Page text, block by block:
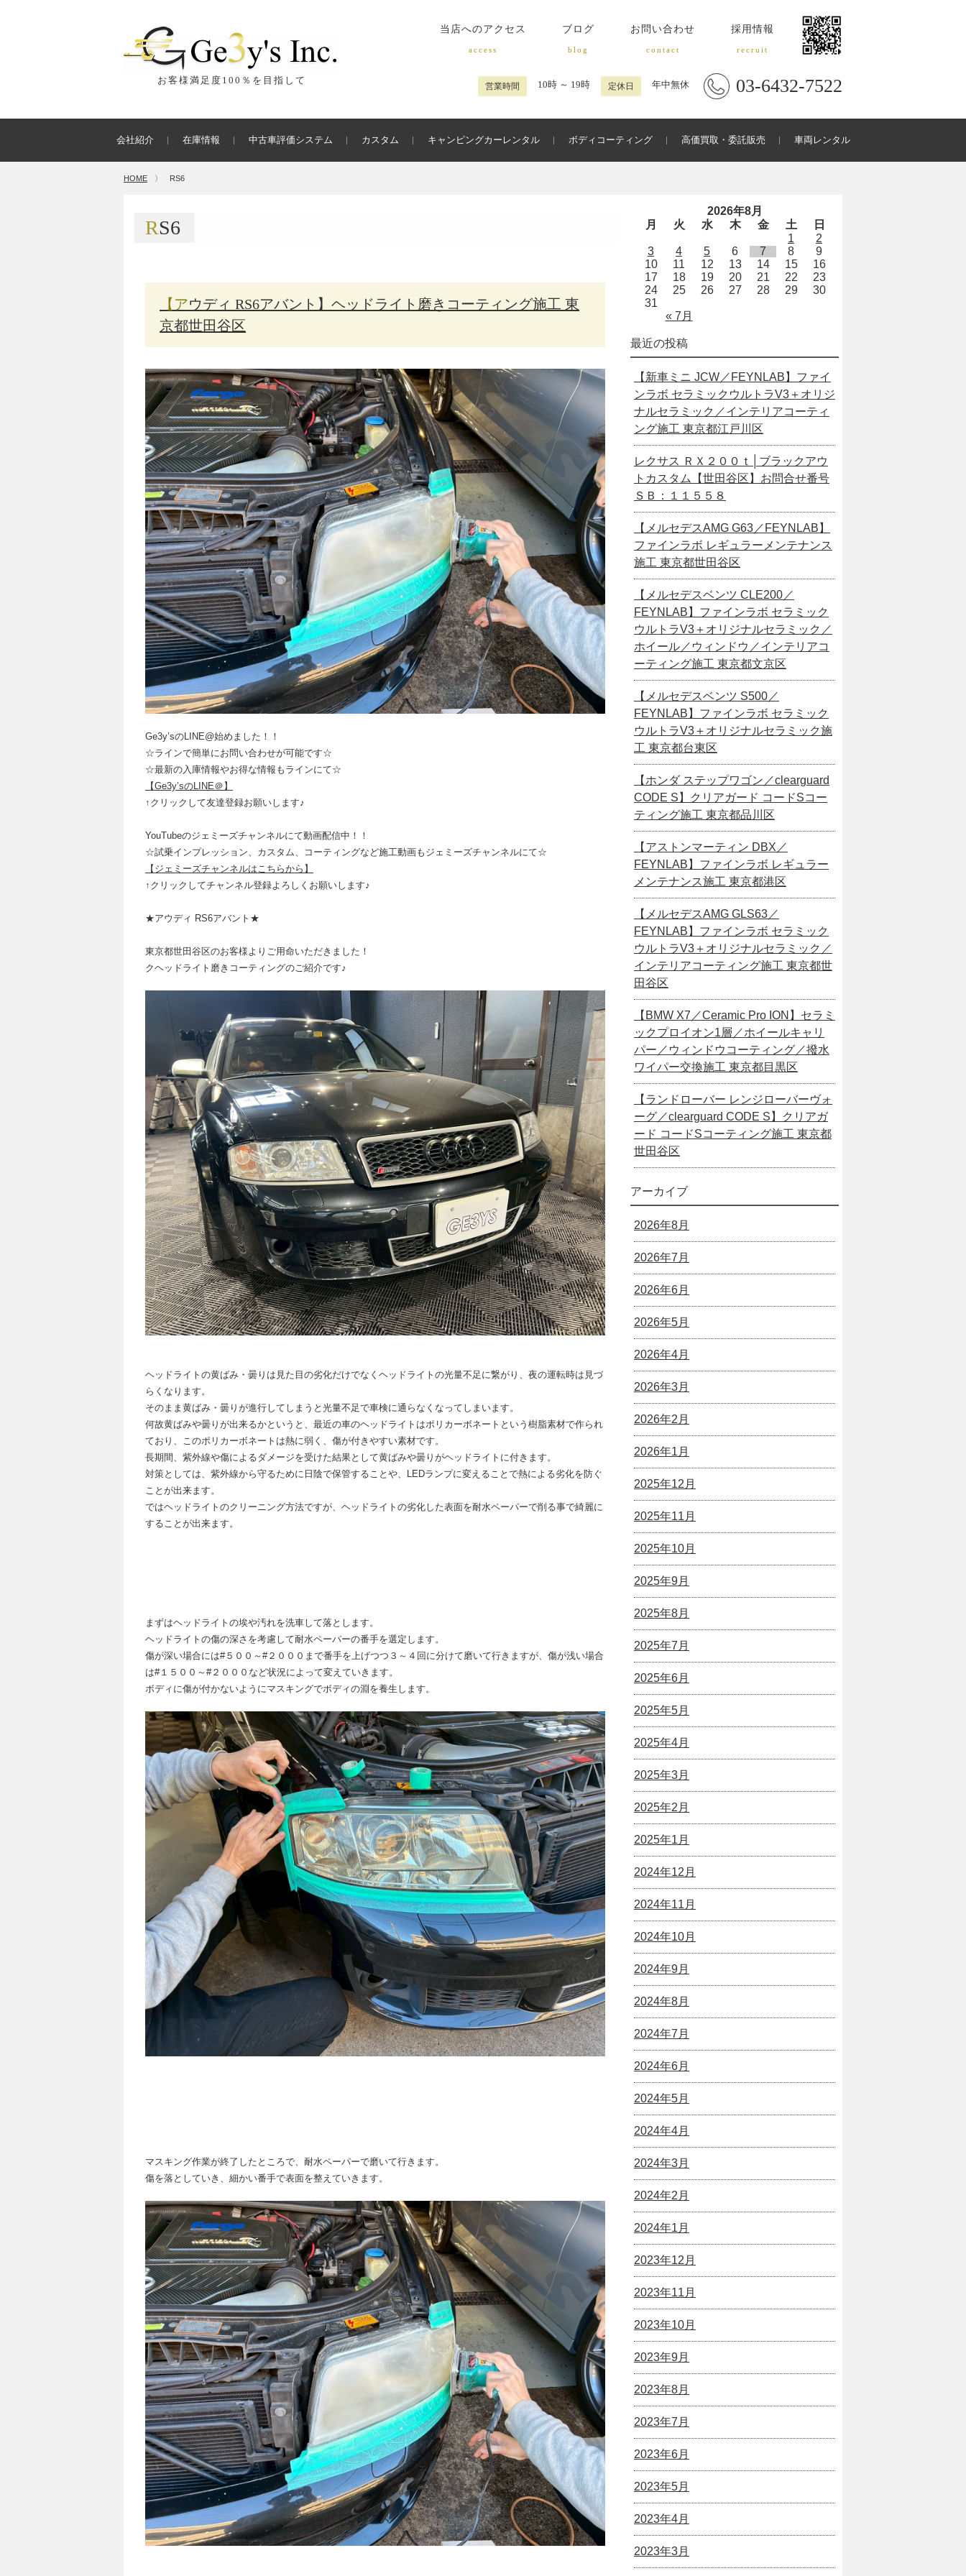
お客様満足度100％を目指して
当店へのアクセス
access
ブログ
blog
お問い合わせ
contact
採用情報
recruit
営業時間 10時 ～ 19時 定休日 年中無休 03-6432-7522
会社紹介 在庫情報 中古車評価システム カスタム キャンピングカーレンタル ボディコーティング 高価買取・委託販売 車両レンタル
HOME 〉 RS6
RS6
【アウディ RS6アバント】ヘッドライト磨きコーティング施工 東
京都世田谷区
Ge3y’sのLINE@始めました！！
☆ラインで簡単にお問い合わせが可能です☆
☆最新の入庫情報やお得な情報もラインにて☆
【Ge3y’sのLINE＠】
↑クリックして友達登録お願いします♪
YouTubeのジェミーズチャンネルにて動画配信中！！
☆試乗インプレッション、カスタム、コーティングなど施工動画もジェミーズチャンネルにて☆
【ジェミーズチャンネルはこちらから】
↑クリックしてチャンネル登録よろしくお願いします♪
★アウディ RS6アバント★
東京都世田谷区のお客様よりご用命いただきました！
クヘッドライト磨きコーティングのご紹介です♪
ヘッドライトの黄ばみ・曇りは見た目の劣化だけでなくヘッドライトの光量不足に繋がり、夜の運転時は見づ
らくなります。
そのまま黄ばみ・曇りが進行してしまうと光量不足で車検に通らなくなってしまいます。
何故黄ばみや曇りが出来るかというと、最近の車のヘッドライトはポリカーボネートという樹脂素材で作られ
ており、このポリカーボネートは熱に弱く、傷が付きやすい素材です。
長期間、紫外線や傷によるダメージを受けた結果として黄ばみや曇りがヘッドライトに付きます。
対策としては、紫外線から守るために日陰で保管することや、
LEDランプに変えることで熱による劣化を防ぐ
ことが出来ます。
ではヘッドライトのクリーニング方法ですが、ヘッドライトの劣化した表面を耐水ペーパーで削る事で綺麗に
することが出来ます。
まずはヘッドライトの埃や汚れを洗車して落とします。
ヘッドライトの傷の深さを考慮して耐水ペーパーの番手を選定します。
傷が深い場合には#５００～ #２０００まで番手を上げつつ３～４回に分けて磨いて行きますが、傷が浅い場合
は#１５００～ #２０００など状況によって変えていきます。
ボディに傷が付かないようにマスキングでボディの淵を養生します。
マスキング作業が終了したところで、耐水ペーパーで磨いて行きます。
傷を落としていき、細かい番手で表面を整えていきます。
2026年8月
月
火 水 木 金 土 日
« 7月
1
2
3
4 5 6 7 8
9
10
11 12 13 14 15
16
17
18 19 20 21 22
23
24
25 26 27 28 29
30
31
最近の投稿
【新車ミニ JCW／FEYNLAB】ファイ
ンラボ セラミックウルトラV3＋オリジ
ナルセラミック／インテリアコーティ
ング施工 東京都江戸川区
レクサス ＲＸ２００ｔ│ブラックアウ
トカスタム【世田谷区】お問合せ番号
ＳＢ：１１５５８
【メルセデスAMG G63／FEYNLAB】
ファインラボ レギュラーメンテナンス
施工 東京都世田谷区
【メルセデスベンツ CLE200／
FEYNLAB】ファインラボ セラミック
ウルトラV3＋オリジナルセラミック／
ホイール／ウィンドウ／インテリアコ
ーティング施工 東京都文京区
【メルセデスベンツ S500／
FEYNLAB】ファインラボ セラミック
ウルトラV3＋オリジナルセラミック施
工 東京都台東区
【ホンダ ステップワゴン／clearguard
CODE S】クリアガード コードSコー
ティング施工 東京都品川区
【アストンマーティン DBX／
FEYNLAB】ファインラボ レギュラー
メンテナンス施工 東京都港区
【メルセデスAMG GLS63／
FEYNLAB】ファインラボ セラミック
ウルトラV3＋オリジナルセラミック／
インテリアコーティング施工 東京都世
田谷区
【BMW X7／Ceramic Pro ION】セラミ
ックプロイオン1層／ホイールキャリ
パー／ウィンドウコーティング／撥水
ワイパー交換施工 東京都目黒区
【ランドローバー レンジローバーヴォ
ーグ／clearguard CODE S】クリアガ
ード コードSコーティング施工 東京都
世田谷区
アーカイブ
2026年8月
2026年7月
2026年6月
2026年5月
2026年4月
2026年3月
2026年2月
2026年1月
2025年12月
2025年11月
2025年10月
2025年9月
2025年8月
2025年7月
2025年6月
2025年5月
2025年4月
2025年3月
2025年2月
2025年1月
2024年12月
2024年11月
2024年10月
2024年9月
2024年8月
2024年7月
2024年6月
2024年5月
2024年4月
2024年3月
2024年2月
2024年1月
2023年12月
2023年11月
2023年10月
2023年9月
2023年8月
2023年7月
2023年6月
2023年5月
2023年4月
2023年3月